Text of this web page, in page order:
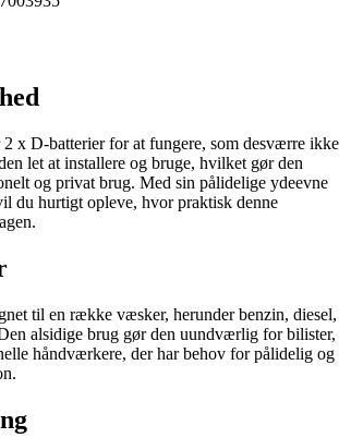
x D-batterier for at fungere, som desværre ikke
let at installere og bruge, hvilket gør den
og privat brug. Med sin pålidelige ydeevne
du hurtigt opleve, hvor praktisk denne
til en række væsker, herunder benzin, diesel,
alsidige brug gør den uundværlig for bilister,
håndværkere, der har behov for pålidelig og